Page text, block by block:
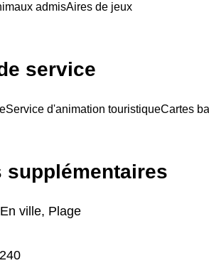
admisAires de jeux
service
Service d'animation touristiqueCartes
supplémentaires
ville, Plage
240